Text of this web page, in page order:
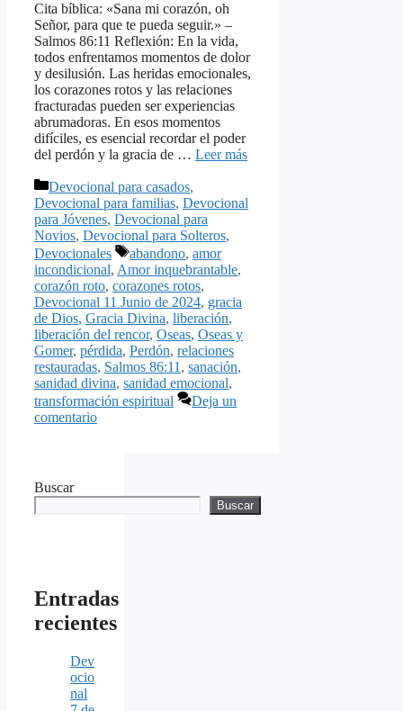
Cita bíblica: «Sana mi corazón, oh
Señor, para que te pueda seguir.» –
Salmos 86:11 Reflexión: En la vida,
todos enfrentamos momentos de dolor
y desilusión. Las heridas emocionales,
los corazones rotos y las relaciones
fracturadas pueden ser experiencias
abrumadoras. En esos momentos
difíciles, es esencial recordar el poder
del perdón y la gracia de … Leer más
Categorías
Devocional para casados,
Devocional para familias, Devocional
para Jóvenes, Devocional para
Novios, Devocional para Solteros,
Devocionales
Etiquetas
abandono, amor
incondicional, Amor inquebrantable,
corazón roto, corazones rotos,
Devocional 11 Junio de 2024, gracia
de Dios, Gracia Divina, liberación,
liberación del rencor, Oseas, Oseas y
Gomer, pérdida, Perdón, relaciones
restauradas, Salmos 86:11 , sanación,
sanidad divina, sanidad emocional,
transformación espiritual
Deja un
comentario
Buscar
Buscar
Entradas
recientes
Dev
ocio
nal